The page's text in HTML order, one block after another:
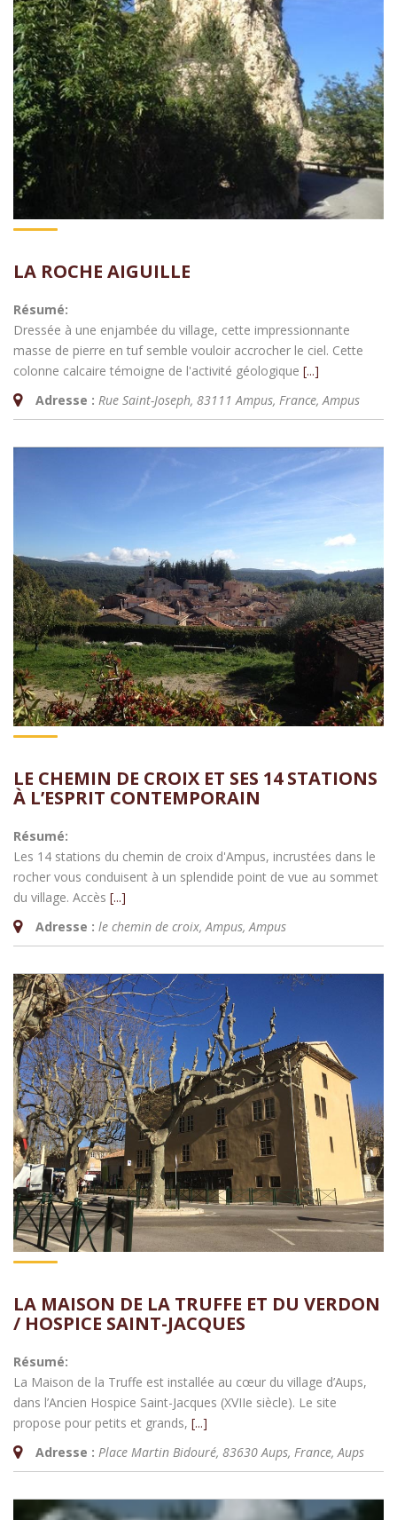
LA ROCHE AIGUILLE
Résumé:
Dressée à une enjambée du village, cette impressionnante
masse de pierre en tuf semble vouloir accrocher le ciel. Cette
colonne calcaire témoigne de l'activité géologique [...]
Adresse : Rue Saint-Joseph, 83111 Ampus, France,Ampus
LE CHEMIN DE CROIX ET SES 14 STATIONS
À L’ESPRIT CONTEMPORAIN
Résumé:
Les 14 stations du chemin de croix d'Ampus, incrustées dans le
rocher vous conduisent à un splendide point de vue au sommet
du village. Accès [...]
Adresse : le chemin de croix, Ampus,Ampus
LA MAISON DE LA TRUFFE ET DU VERDON
/ HOSPICE SAINT-JACQUES
Résumé:
La Maison de la Truffe est installée au cœur du village d’Aups,
dans l’Ancien Hospice Saint-Jacques (XVIIe siècle). Le site
propose pour petits et grands, [...]
Adresse : Place Martin Bidouré, 83630 Aups, France,Aups